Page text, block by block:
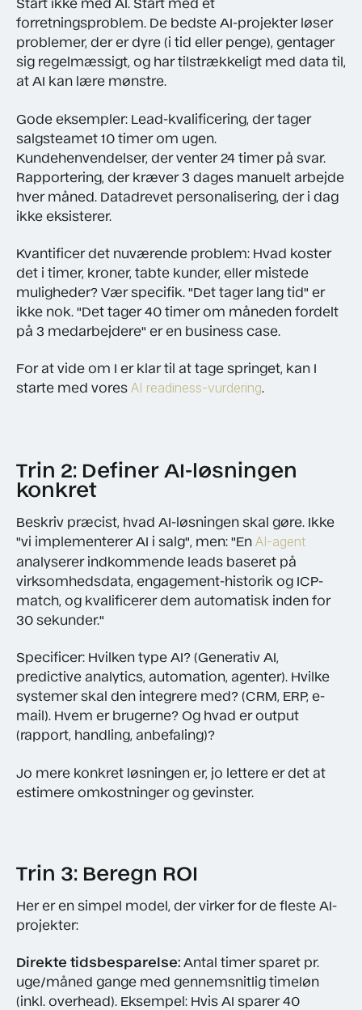
forretningsproblem. De bedste AI-projekter løser
problemer, der er dyre (i tid eller penge), gentager
sig regelmæssigt, og har tilstrækkeligt med data til,
at AI kan lære mønstre.
Gode eksempler: Lead-kvalificering, der tager
salgsteamet 10 timer om ugen.
Kundehenvendelser, der venter 24 timer på svar.
Rapportering, der kræver 3 dages manuelt arbejde
hver måned. Datadrevet personalisering, der i dag
ikke eksisterer.
Kvantificer det nuværende problem: Hvad koster
det i timer, kroner, tabte kunder, eller mistede
muligheder? Vær specifik. "Det tager lang tid" er
ikke nok. "Det tager 40 timer om måneden fordelt
på 3 medarbejdere" er en business case.
For at vide om I er klar til at tage springet, kan I
starte med vores AI readiness-vurdering.
Trin 2: Definer AI-løsningen
konkret
Beskriv præcist, hvad AI-løsningen skal gøre. Ikke
"vi implementerer AI i salg", men: "En AI-agent
analyserer indkommende leads baseret på
virksomhedsdata, engagement-historik og ICP-
match, og kvalificerer dem automatisk inden for
30 sekunder."
Specificer: Hvilken type AI? (Generativ AI,
predictive analytics, automation, agenter). Hvilke
systemer skal den integrere med? (CRM, ERP, e-
mail). Hvem er brugerne? Og hvad er output
(rapport, handling, anbefaling)?
Jo mere konkret løsningen er, jo lettere er det at
estimere omkostninger og gevinster.
Trin 3: Beregn ROI
Her er en simpel model, der virker for de fleste AI-
projekter:
Direkte tidsbesparelse: Antal timer sparet pr.
uge/måned gange med gennemsnitlig timeløn
(inkl. overhead). Eksempel: Hvis AI sparer 40